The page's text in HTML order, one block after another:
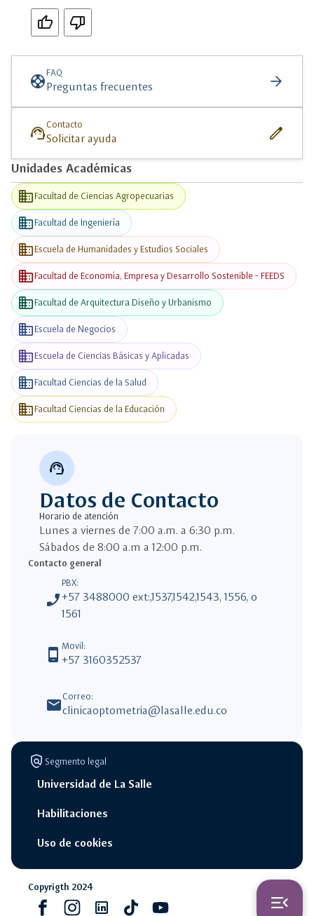
Si No
supportFAQ
Preguntas frecuentes arrow_forward
support_agent Contacto
Solicitar ayuda edit
Unidades Académicas
businessFacultad de Ciencias Agropecuarias
businessFacultad de Ingeniería
businessEscuela de Humanidades y Estudios Sociales
businessFacultad de Economía, Empresa y Desarrollo Sostenible - FEEDS
businessFacultad de Arquitectura Diseño y Urbanismo
businessEscuela de Negocios
businessEscuela de Ciencias Básicas y Aplicadas
businessFacultad Ciencias de la Salud
businessFacultad Ciencias de la Educación
switch_access_shortcut
menu_open
support_agent
Datos de Contacto
Horario de atención
Lunes a viernes de 7:00 a.m. a 6:30 p.m.
Sábados de 8:00 a.m a 12:00 p.m.
Contacto general
phone_enabled
PBX:
+57 3488000 ext:,1537,1542,1543, 1556, o
1561
phone_android Movil:
+57 3160352537
mail Correo:
clinicaoptometria@lasalle.edu.co
policy Segmento legal
Universidad de La Salle
Habilitaciones
Uso de cookies
Copyrigth 2024
FacebookInstagramLinkedinTiktokyoutube